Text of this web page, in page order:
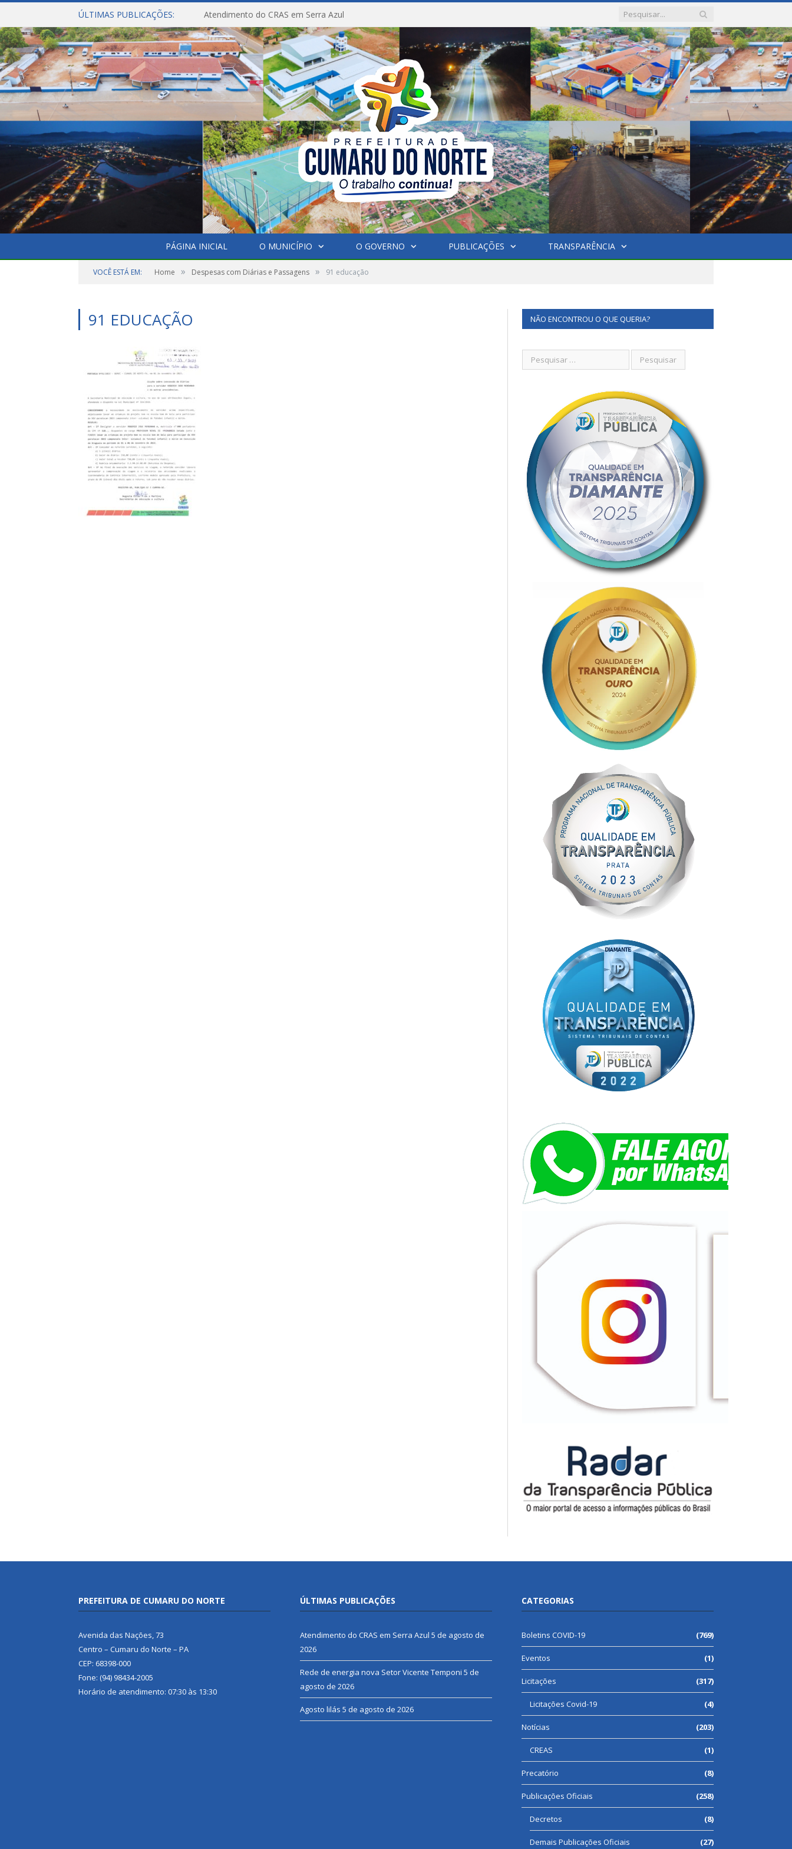
ÚLTIMAS PUBLICAÇÕES: Atendimento do CRAS em Serra Azul
PÁGINA INICIAL O MUNICÍPIO O GOVERNO PUBLICAÇÕES TRANSPARÊNCIA
VOCÊ ESTÁ EM: Home » Despesas com Diárias e Passagens » 91 educação
91 EDUCAÇÃO NÃO ENCONTROU O QUE QUERIA?
PREFEITURA DE CUMARU DO NORTE
Avenida das Nações, 73
Centro – Cumaru do Norte – PA
CEP: 68398-000
Fone: (94) 98434-2005
Horário de atendimento: 07:30 às 13:30
ÚLTIMAS PUBLICAÇÕES
Atendimento do CRAS em Serra Azul 5 de agosto de
2026
Rede de energia nova Setor Vicente Temponi 5 de
agosto de 2026
Agosto lilás 5 de agosto de 2026
CATEGORIAS
Boletins COVID-19 (769)
Eventos (1)
Licitações (317)
Licitações Covid-19 (4)
Notícias (203)
CREAS (1)
Precatório (8)
Publicações Oficiais (258)
Decretos (8)
Demais Publicações Oficiais (27)